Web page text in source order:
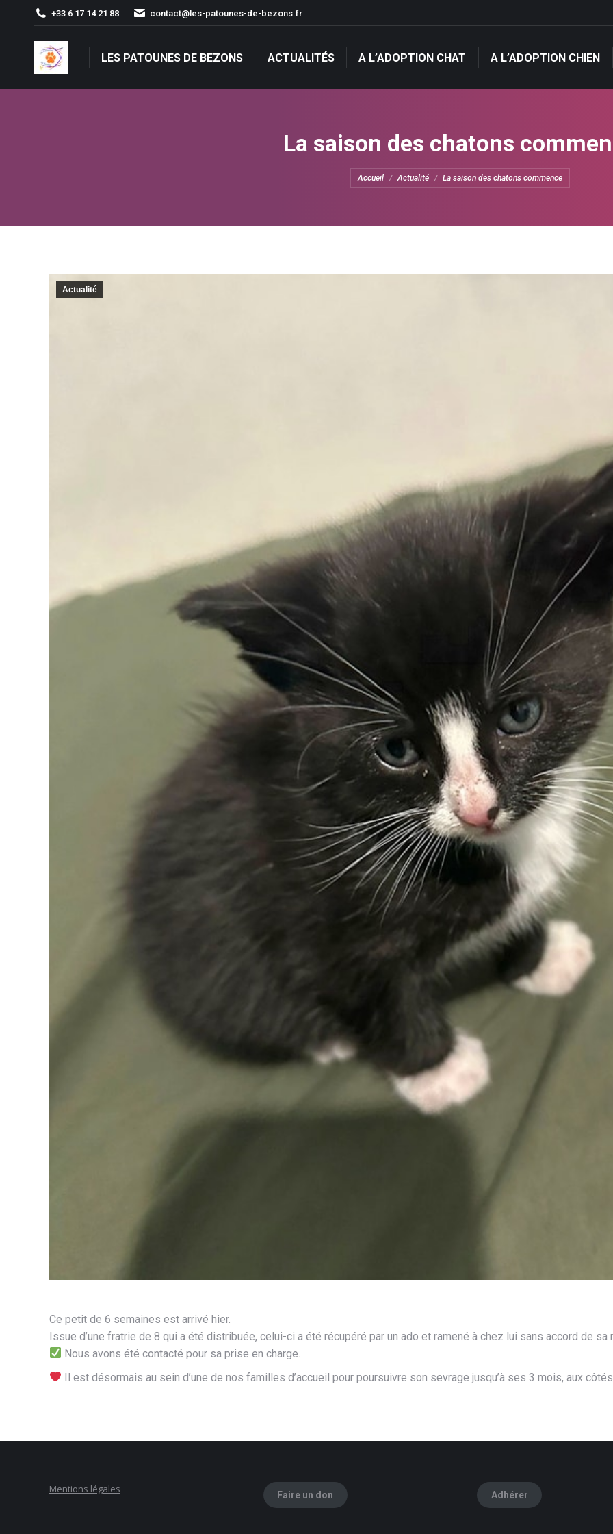
+33 6 17 14 21 88 contact@les-patounes-de-bezons.fr
LES PATOUNES DE BEZONS ACTUALITÉS A L’ADOPTION CHAT A L’ADOPTION CHIEN
La saison des chatons
Vous êtes ici :
Accueil Actualité La saison des chatons commence
Actualité
Ce petit de 6 semaines est arrivé hier.
Issue d’une fratrie de 8 qui a été distribuée, celui-ci a été récupéré par un ado et ramené à chez lui sans accord de sa
Nous avons été contacté pour sa prise en charge.
Il est désormais au sein d’une de nos familles d’accueil pour poursuivre son sevrage jusqu’à ses 3 mois, aux
Mentions légales
Faire un don Adhérer